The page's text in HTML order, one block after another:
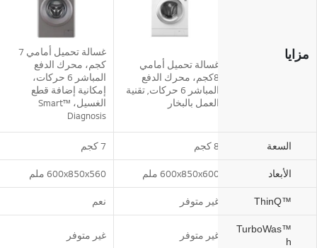
مزايا
السعة
الأبعاد
™ThinQ
™TurboWas
h
غسالة تحميل أمامي
8كجم، محرك الدفع
المباشر 6 حركات, تقنية
العمل بالبخار
غسالة تحميل أمامي 7
كجم، محرك الدفع
المباشر 6 حركات،
إمكانية إضافة قطع
الغسيل، ™Smart
Diagnosis
8 كجم 7 كجم
600x850x600 ملم 600x850x560 ملم
غير متوفر نعم
غير متوفر غير متوفر